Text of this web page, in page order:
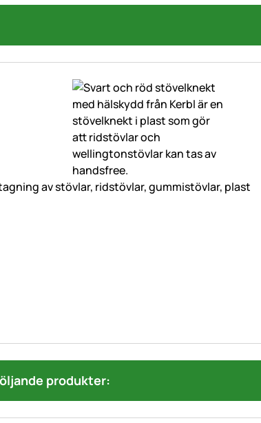
av stövlar, ridstövlar, gummistövlar, plast
produkter: